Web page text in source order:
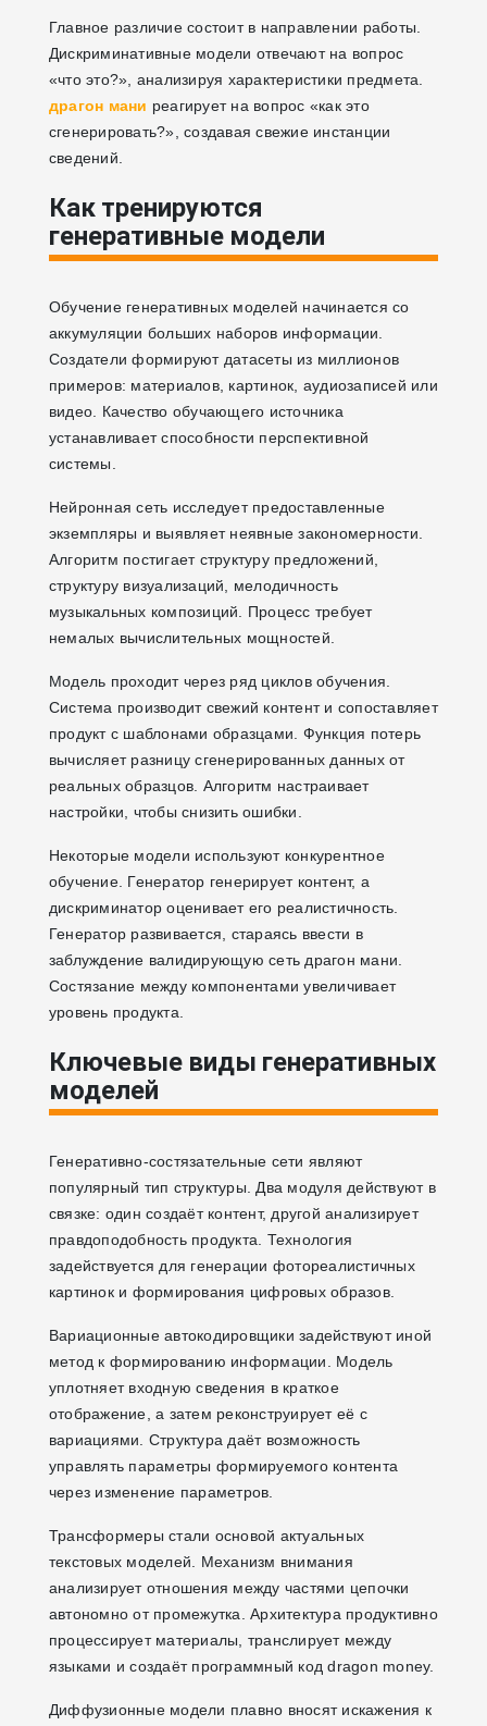
Главное различие состоит в направлении работы.
Дискриминативные модели отвечают на вопрос
«что это?», анализируя характеристики предмета.
драгон мани реагирует на вопрос «как это
сгенерировать?», создавая свежие инстанции
сведений.
Как тренируются
генеративные модели
Обучение генеративных моделей начинается со
аккумуляции больших наборов информации.
Создатели формируют датасеты из миллионов
примеров: материалов, картинок, аудиозаписей или
видео. Качество обучающего источника
устанавливает способности перспективной
системы.
Нейронная сеть исследует предоставленные
экземпляры и выявляет неявные закономерности.
Алгоритм постигает структуру предложений,
структуру визуализаций, мелодичность
музыкальных композиций. Процесс требует
немалых вычислительных мощностей.
Модель проходит через ряд циклов обучения.
Система производит свежий контент и сопоставляет
продукт с шаблонами образцами. Функция потерь
вычисляет разницу сгенерированных данных от
реальных образцов. Алгоритм настраивает
настройки, чтобы снизить ошибки.
Некоторые модели используют конкурентное
обучение. Генератор генерирует контент, а
дискриминатор оценивает его реалистичность.
Генератор развивается, стараясь ввести в
заблуждение валидирующую сеть драгон мани.
Состязание между компонентами увеличивает
уровень продукта.
Ключевые виды генеративных
моделей
Генеративно-состязательные сети являют
популярный тип структуры. Два модуля действуют в
связке: один создаёт контент, другой анализирует
правдоподобность продукта. Технология
задействуется для генерации фотореалистичных
картинок и формирования цифровых образов.
Вариационные автокодировщики задействуют иной
метод к формированию информации. Модель
уплотняет входную сведения в краткое
отображение, а затем реконструирует её с
вариациями. Структура даёт возможность
управлять параметры формируемого контента
через изменение параметров.
Трансформеры стали основой актуальных
текстовых моделей. Механизм внимания
анализирует отношения между частями цепочки
автономно от промежутка. Архитектура продуктивно
процессирует материалы, транслирует между
языками и создаёт программный код dragon money.
Диффузионные модели плавно вносят искажения к